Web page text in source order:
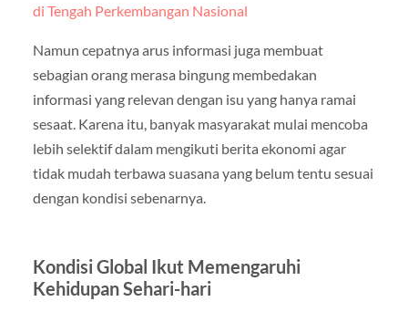
di Tengah Perkembangan Nasional
Namun cepatnya arus informasi juga membuat
sebagian orang merasa bingung membedakan
informasi yang relevan dengan isu yang hanya ramai
sesaat. Karena itu, banyak masyarakat mulai mencoba
lebih selektif dalam mengikuti berita ekonomi agar
tidak mudah terbawa suasana yang belum tentu sesuai
dengan kondisi sebenarnya.
Kondisi Global Ikut Memengaruhi
Kehidupan Sehari-hari